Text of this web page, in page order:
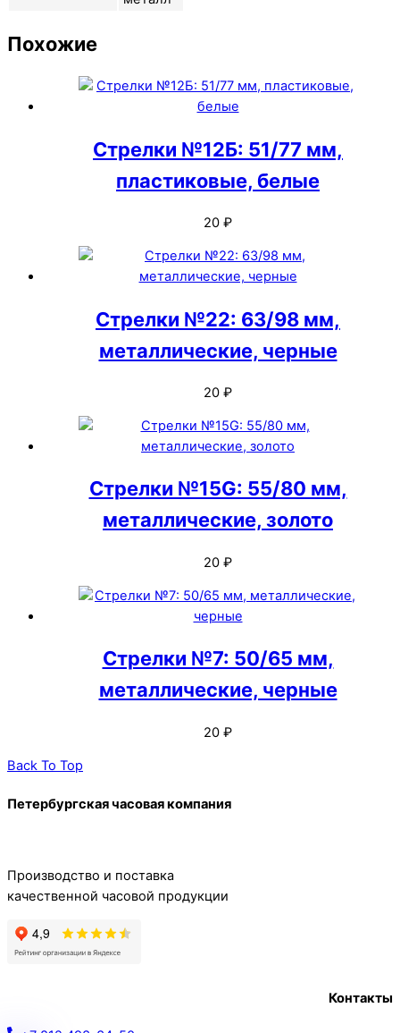
Похожие
Стрелки №12Б: 51/77 мм,
пластиковые, белые
20 ₽
Стрелки №22: 63/98 мм,
металлические, черные
20 ₽
Стрелки №15G: 55/80 мм,
металлические, золото
20 ₽
Стрелки №7: 50/65 мм,
металлические, черные
20 ₽
Back To Top
Петербургская часовая компания
Производство и поставка
качественной часовой продукции
Контакты